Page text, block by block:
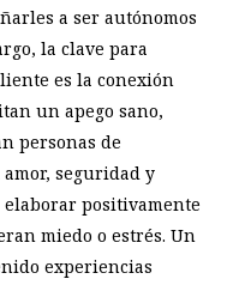
a ser autónomos
la clave para
es la conexión
un apego sano,
personas de
seguridad y
elaborar positivamente
miedo o estrés. Un
experiencias